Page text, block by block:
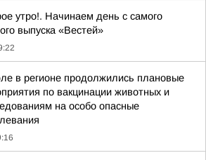
утро!. Начинаем день с самого
выпуска «Вестей»
в регионе продолжились плановые
по вакцинации животных и
на особо опасные